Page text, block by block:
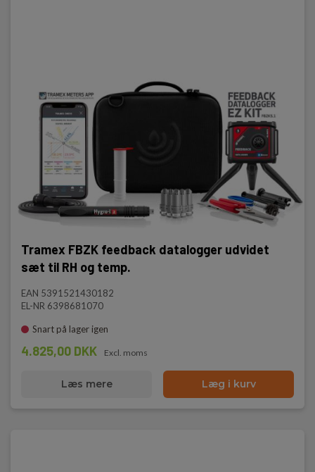
Tramex FBZK feedback datalogger udvidet
sæt til RH og temp.
EAN 5391521430182
EL-NR 6398681070
Snart på lager igen
4.825,00 DKK Excl. moms
Læs mere Læg i kurv